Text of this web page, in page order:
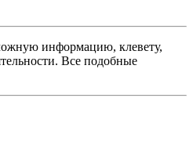
информацию, клевету,
Все подобные